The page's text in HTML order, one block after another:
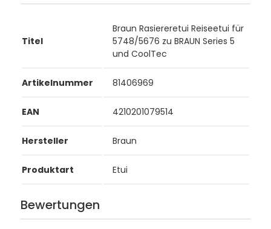
Titel
Braun Rasiereretui Reiseetui für
5748/5676 zu BRAUN Series 5
und CoolTec
Artikelnummer 81406969
EAN 4210201079514
Hersteller Braun
Produktart Etui
Bewertungen